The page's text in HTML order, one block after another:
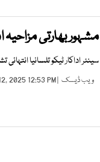
مشہور بھارتی
سینئر اداکار ٹیکو تلسانیا
ویب ڈیسک | JAN 12, 2025 12:53 PM |